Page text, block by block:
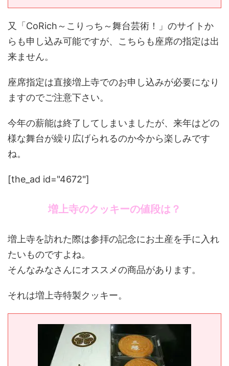
又「CoRich～こりっち～舞台芸術！」のサイトか
らも申し込み可能ですが、こちらも座席の指定は出
来ません。
座席指定は直接増上寺でのお申し込みが必要になり
ますのでご注意下さい。
今年の薪能は終了してしまいましたが、来年はどの
様な舞台が繰り広げられるのか今から楽しみです
ね。
[the_ad id="4672"]
増上寺のクッキーの値段は？
増上寺を訪れた際は参拝の記念にお土産を手に入れ
たいものですよね。
そんなみなさんにオススメの商品があります。
それは増上寺特製クッキー。